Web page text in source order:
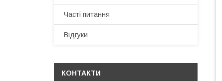
Часті питання
Відгуки
КОНТАКТИ